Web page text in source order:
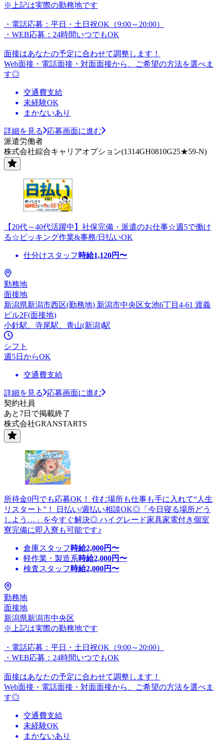
※上記は実際の勤務地です
・電話応募：平日・土日祝OK（9:00～20:00）
・WEB応募：24時間いつでもOK
面接はあなたの予定に合わせて調整します！
Web面接・電話面接・対面面接から、ご希望の方法を選べま
す◎
交通費支給
未経験OK
まかないあり
詳細を見る
応募画面に進む
派遣労働者
株式会社綜合キャリアオプション(1314GH0810G25★59-N)
【20代～40代活躍中】社保完備・派遣のお仕事☆週5で働け
る☆ピッキング作業&事務/日払いOK
仕分けスタッフ 時給1,120円〜
勤務地
面接地
新潟県新潟市西区(勤務地) 新潟市中央区女池6丁目4-61 渡義
ビル2F(面接地)
小針駅、寺尾駅、青山(新潟)駅
シフト
週5日からOK
交通費支給
詳細を見る
応募画面に進む
契約社員
あと7日で掲載終了
株式会社GRANSTARTS
所持金0円でも応募OK！ 住む場所も仕事も手に入れて“人生
リスタート”！ 日払い/週払い相談OK◎「今日寝る場所どう
しよう…」を今すぐ解決◎ ハイグレード家具家電付き個室
寮完備に即入寮も可能です♪
倉庫スタッフ 時給2,000円〜
軽作業・製造系時給2,000円〜
検査スタッフ 時給2,000円〜
勤務地
面接地
新潟県新潟市中央区
※上記は実際の勤務地です
・電話応募：平日・土日祝OK（9:00～20:00）
・WEB応募：24時間いつでもOK
面接はあなたの予定に合わせて調整します！
Web面接・電話面接・対面面接から、ご希望の方法を選べま
す◎
交通費支給
未経験OK
まかないあり